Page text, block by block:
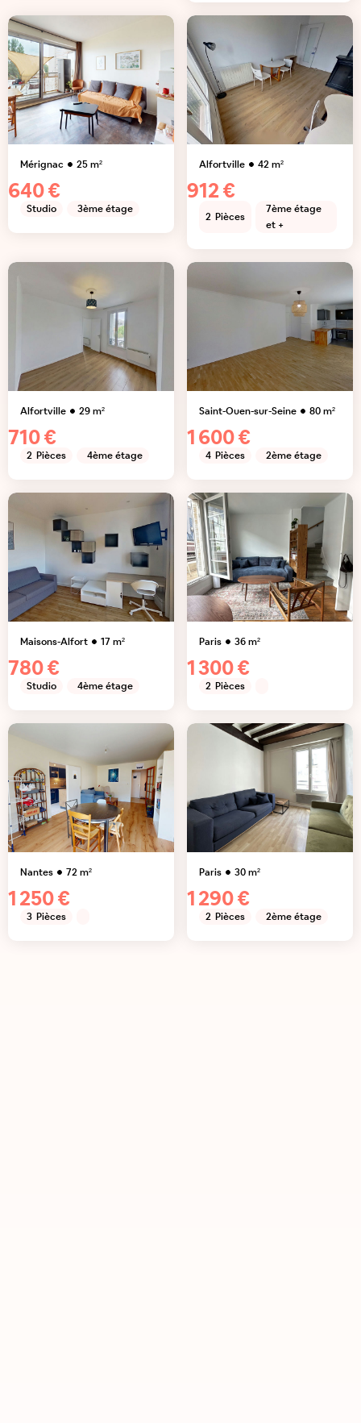
Mérignac 25m²
640 €
Studio 3ème étage
Alfortville 42m²
912 €
2 Pièces
7ème étage
et +
Alfortville 29m²
710 €
2 Pièces 4ème étage
Saint-Ouen-sur-Seine 80m²
1 600 €
4 Pièces 2ème étage
Maisons-Alfort 17m²
780 €
Studio 4ème étage
Paris 36m²
1 300 €
2 Pièces
Nantes 72m²
1 250 €
3 Pièces
Paris 30m²
1 290 €
2 Pièces 2ème étage